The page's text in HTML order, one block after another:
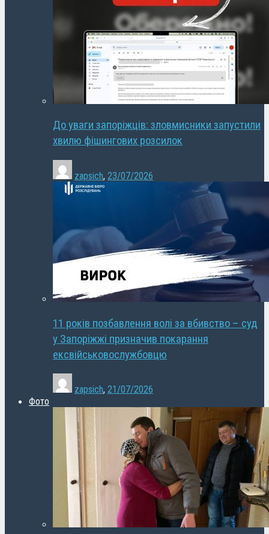
До уваги запоріжців: зловмисники запустили
хвилю фішингових розсилок
zapsich, 23/07/2026
11 років позбавлення волі за вбивство – суд
у Запоріжжі призначив покарання
ексвійськовослужбовцю
zapsich, 21/07/2026
Фото